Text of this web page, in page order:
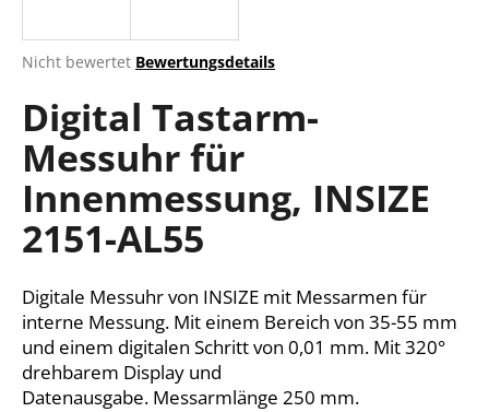
Die
Produktbewertung
ist
0,0
von
5
Sternen.
Nicht bewertet Bewertungsdetails
Digital Tastarm-
Messuhr für
Innenmessung, INSIZE
2151-AL55
Digitale Messuhr von INSIZE mit Messarmen für
interne Messung. Mit einem Bereich von 35-55 mm
und einem digitalen Schritt von 0,01 mm. Mit 320°
drehbarem Display und
Datenausgabe. Messarmlänge 250 mm.
W
r
e
p
f
e
h
l